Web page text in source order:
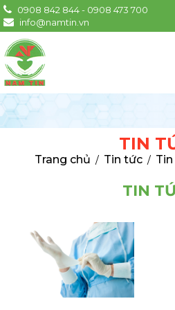
0908 842 844 - 0908 473 700
info@namtin.vn
TIN
Trang chủ / Tin tức /
TIN